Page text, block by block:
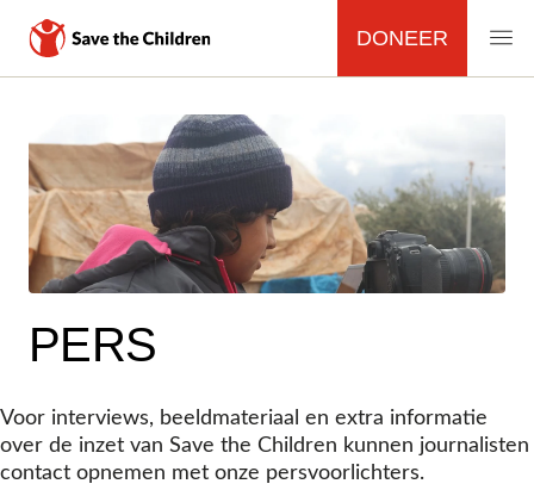
naar
inhoud
gaan
MAIN
NAVIGATION
DONEER
PERS
Voor interviews, beeldmateriaal en extra informatie
over de inzet van Save the Children kunnen journalisten
contact opnemen met onze persvoorlichters.